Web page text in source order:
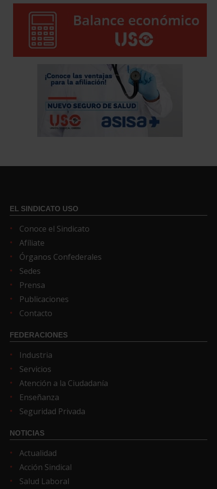
EL SINDICATO USO
Conoce el Sindicato
Afíliate
Órganos Confederales
Sedes
Prensa
Publicaciones
Contacto
FEDERACIONES
Industria
Servicios
Atención a la Ciudadanía
Enseñanza
Seguridad Privada
NOTICIAS
Actualidad
Acción Sindical
Salud Laboral